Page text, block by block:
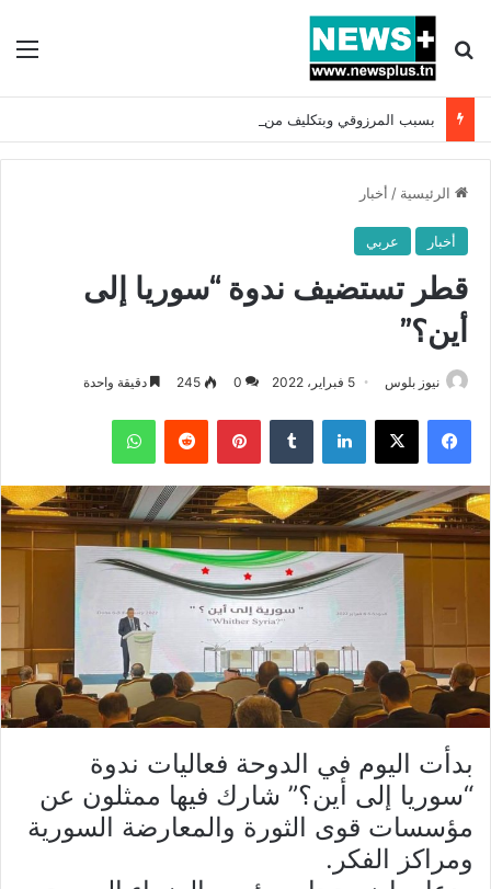
بحث عن
الرئيسية / أخبار
أخبار عربي
قطر تستضيف ندوة “سوريا إلى
أين؟”
نيوز بلوس 5 فبراير، 2022 0
245 دقيقة واحدة
فيسبوك X لينكدإن بينتيريست واتساب
بدأت اليوم في الدوحة فعاليات ندوة
“سوريا إلى أين؟” شارك فيها ممثلون عن
مؤسسات قوى الثورة والمعارضة السورية
ومراكز الفكر.